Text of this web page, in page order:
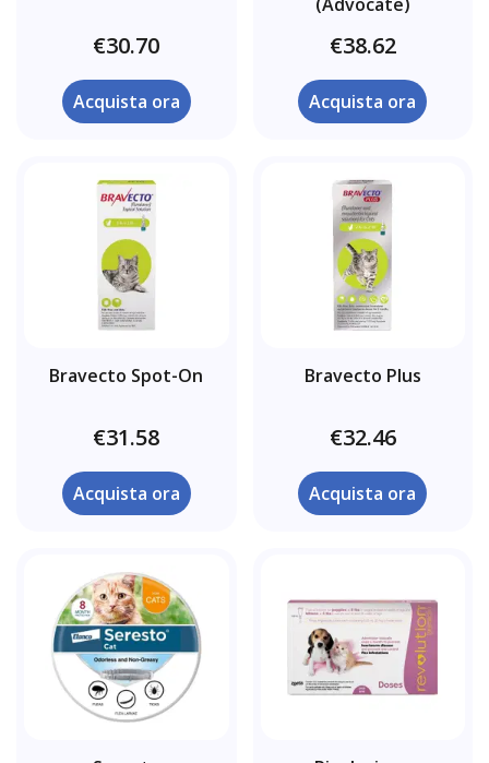
€30.70
Acquista ora
€38.62
Acquista ora
Bravecto Spot-On
€31.58
Acquista ora
Bravecto Plus
€32.46
Acquista ora